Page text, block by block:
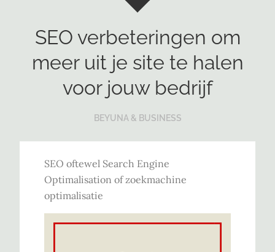
SEO verbeteringen om
meer uit je site te halen
voor jouw bedrijf
BEYUNA & BUSINESS
SEO oftewel Search Engine
Optimalisation of zoekmachine
optimalisatie